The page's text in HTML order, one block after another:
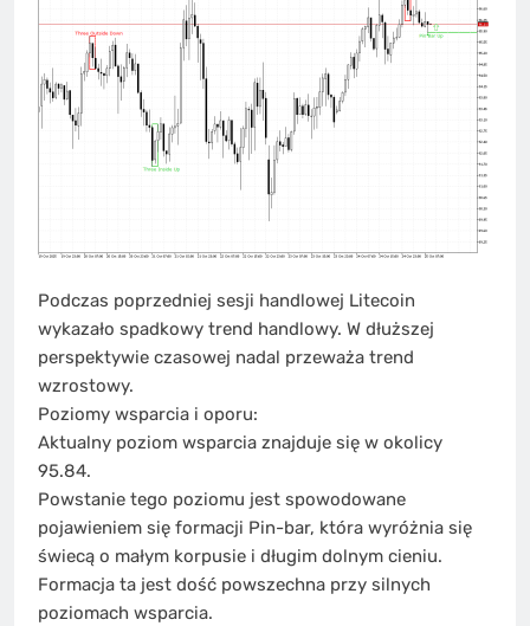
Podczas poprzedniej sesji handlowej Litecoin
wykazało spadkowy trend handlowy. W dłuższej
perspektywie czasowej nadal przeważa trend
wzrostowy.
Poziomy wsparcia i oporu:
Aktualny poziom wsparcia znajduje się w okolicy
95.84.
Powstanie tego poziomu jest spowodowane
pojawieniem się formacji Pin-bar, która wyróżnia się
świecą o małym korpusie i długim dolnym cieniu.
Formacja ta jest dość powszechna przy silnych
poziomach wsparcia.